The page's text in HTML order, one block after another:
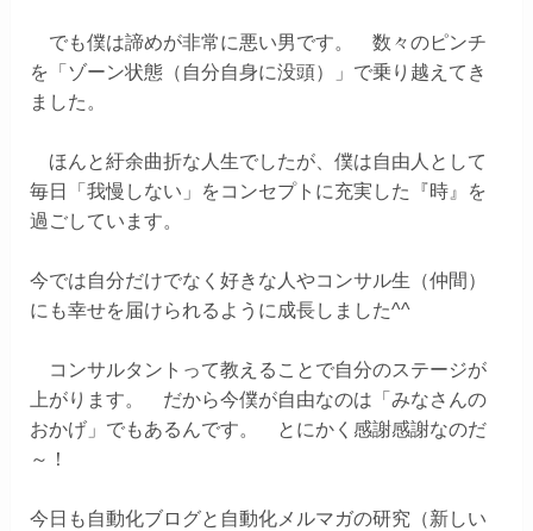
でも僕は諦めが非常に悪い男です。 数々のピンチ
を「ゾーン状態（自分自身に没頭）」で乗り越えてき
ました。
ほんと紆余曲折な人生でしたが、僕は自由人として
毎日「我慢しない」をコンセプトに充実した『時』を
過ごしています。
今では自分だけでなく好きな人やコンサル生（仲間）
にも幸せを届けられるように成長しました^^
コンサルタントって教えることで自分のステージが
上がります。 だから今僕が自由なのは「みなさんの
おかげ」でもあるんです。 とにかく感謝感謝なのだ
～！
今日も自動化ブログと自動化メルマガの研究（新しい